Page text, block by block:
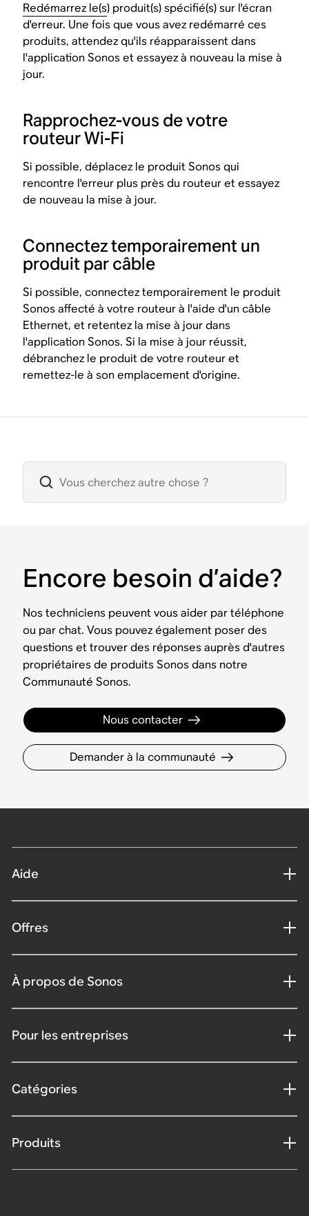
Redémarrez le(s) produit(s) spécifié(s) sur l'écran
d'erreur. Une fois que vous avez redémarré ces
produits, attendez qu'ils réapparaissent dans
l'application Sonos et essayez à nouveau la mise à
jour.
Rapprochez-vous de votre
routeur Wi-Fi
Si possible, déplacez le produit Sonos qui
rencontre l'erreur plus près du routeur et essayez
de nouveau la mise à jour.
Connectez temporairement un
produit par câble
Si possible, connectez temporairement le produit
Sonos affecté à votre routeur à l'aide d'un câble
Ethernet, et retentez la mise à jour dans
l'application Sonos. Si la mise à jour réussit,
débranchez le produit de votre routeur et
remettez-le à son emplacement d'origine.
Encore besoin d’aide?
Nos techniciens peuvent vous aider par téléphone
ou par chat. Vous pouvez également poser des
questions et trouver des réponses auprès d'autres
propriétaires de produits Sonos dans notre
Communauté Sonos.
Nous contacter
Demander à la communauté
Aide
Offres
À propos de Sonos
Pour les entreprises
Catégories
Produits